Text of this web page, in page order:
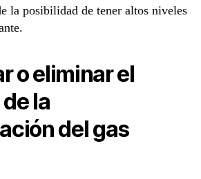
la posibilidad de tener altos niveles
o eliminar el
la
del gas